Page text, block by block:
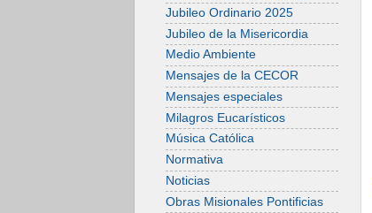
Jubileo Ordinario 2025
Jubileo de la Misericordia
Medio Ambiente
Mensajes de la CECOR
Mensajes especiales
Milagros Eucarísticos
Música Católica
Normativa
Noticias
Obras Misionales Pontificias